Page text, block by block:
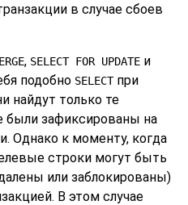
в случае сбоев
, SELECT FOR UPDATE и
подобно SELECTпри
найдут только те
были зафиксированы на
Однако к моменту, когда
строки могут быть
или заблокированы)
В этом случае